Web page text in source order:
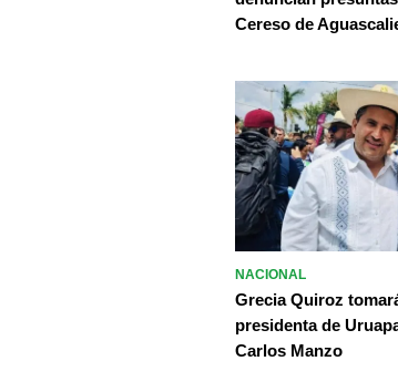
Cereso de
NACIONAL
Grecia Quiroz
presidenta de
Carlos Manzo